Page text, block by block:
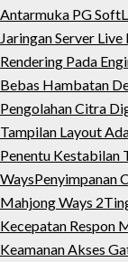
Antarmuka PG Soft
Jaringan Server Live
Rendering Pada
Bebas Hambatan
Pengolahan Citra
Tampilan Layout
Penentu Kestabilan
WaysPenyimpanan
Mahjong Ways 2
Kecepatan Respon
Keamanan Akses